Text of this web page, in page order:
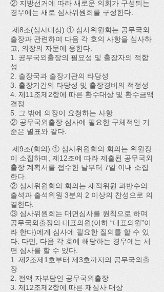
② 지방선거에 따라 새로운 의회가 구성되는
경우에는 새로 심사위원회를 구성한다.
제8조(심사대상) ① 심사위원회는 공무국외
출장과 관련하여 다음 각 호의 사항을 심사하
고, 의장의 자문에 응한다.
1. 공무국외출장의 필요성 및 출장자의 적합
성
2. 출장국과 출장기관의 타당성
3. 출장기간의 타당성 및 출장경비의 적정성
4. 제11조제2항에 따른 환수대상 및 환수금액
결정
5. 그 밖에 의장이 요청하는 사항
② 공무국외출장 심사에 필요한 구체적인 기
준은 별표와 같다.
제9조(회의) ① 심사위원회의 회의는 위원장
이 소집하며, 제12조에 따라 제출된 공무국외
출장 계획서를 접수한 날부터 7일 이내 소집
한다.
② 심사위원회의 회의는 재적위원 과반수의
출석과 출석위원 3분의 2 이상의 찬성으로 의
결한다.
③ 심사위원회는 대면심사를 원칙으로 하며
공무국외출장의 대표의원(이하 “대표의원”이
라 한다)에게 심사에 필요한 질의를 할 수 있
다. 다만, 다음 각 호에 해당하는 경우에는 서
면 심사를 할 수 있다.
1. 제2조제1호부터 제3호까지의 공무국외출
장
2. 전액 자부담인 공무국외출장
3. 제12조제2항에 따른 재심사 대상